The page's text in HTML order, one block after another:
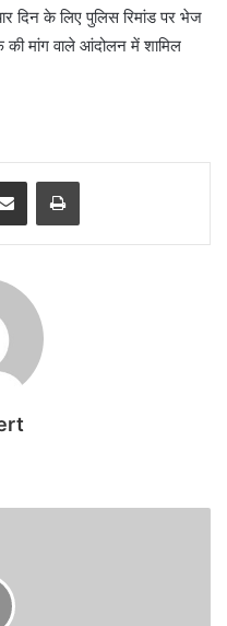
दिन के लिए पुलिस रिमांड पर भेज
की मांग वाले आंदोलन में शामिल
Share via Email Print